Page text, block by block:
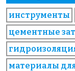
инструменты
цементные
материалы